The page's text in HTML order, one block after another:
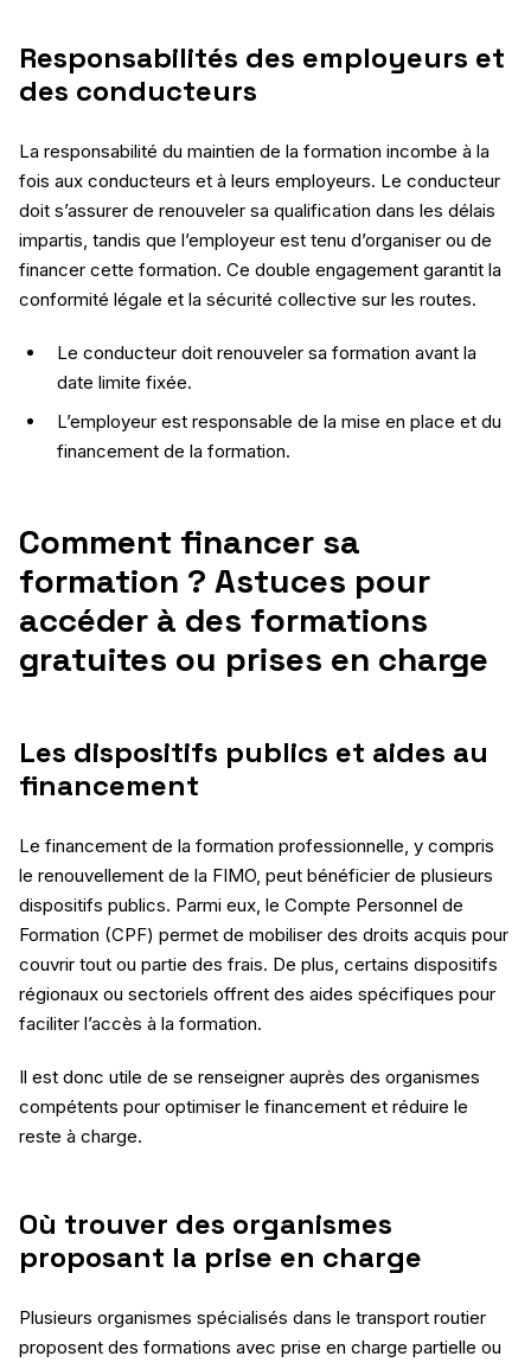
Responsabilités des employeurs et
des conducteurs
La responsabilité du maintien de la formation incombe à la
fois aux conducteurs et à leurs employeurs. Le conducteur
doit s’assurer de renouveler sa qualification dans les délais
impartis, tandis que l’employeur est tenu d’organiser ou de
financer cette formation. Ce double engagement garantit la
conformité légale et la sécurité collective sur les routes.
Le conducteur doit renouveler sa formation avant la
date limite fixée.
L’employeur est responsable de la mise en place et du
financement de la formation.
Comment financer sa
formation ? Astuces pour
accéder à des formations
gratuites ou prises en charge
Les dispositifs publics et aides au
financement
Le financement de la formation professionnelle, y compris
le renouvellement de la FIMO, peut bénéficier de plusieurs
dispositifs publics. Parmi eux, le Compte Personnel de
Formation (CPF) permet de mobiliser des droits acquis pour
couvrir tout ou partie des frais. De plus, certains dispositifs
régionaux ou sectoriels offrent des aides spécifiques pour
faciliter l’accès à la formation.
Il est donc utile de se renseigner auprès des organismes
compétents pour optimiser le financement et réduire le
reste à charge.
Où trouver des organismes
proposant la prise en charge
Plusieurs organismes spécialisés dans le transport routier
proposent des formations avec prise en charge partielle ou